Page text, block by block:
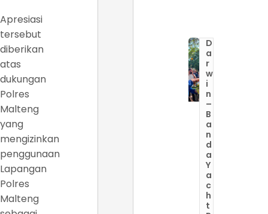
Apresiasi
tersebut
diberikan
atas
dukungan
Polres
Malteng
yang
mengizinkan
penggunaan
Lapangan
Polres
Malteng
D
a
r
w
i
n
–
B
a
n
d
a
Y
a
c
h
t